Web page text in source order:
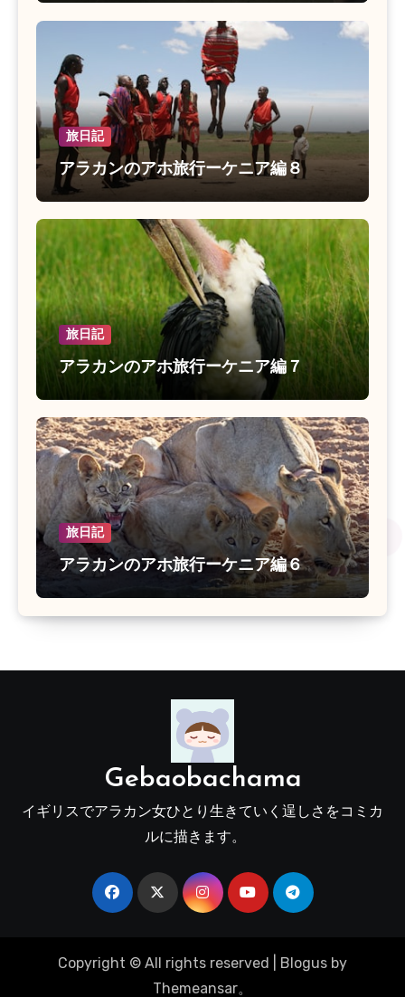
旅日記
アラカンのアホ旅行ーケニア編８
旅日記
アラカンのアホ旅行ーケニア編７
旅日記
アラカンのアホ旅行ーケニア編６
Gebaobachama
イギリスでアラカン女ひとり生きていく逞しさをコミカ
ルに描きます。
Copyright © All rights reserved Blogus by
Themeansar。